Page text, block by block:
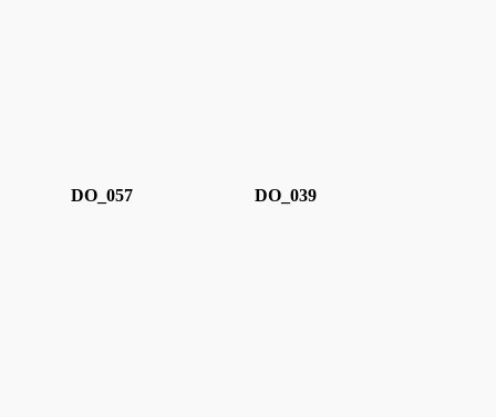
DO_057 DO_039
Contatti